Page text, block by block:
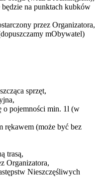
na punktach kubków
przez Organizatora,
mObywatel)
sprzęt,
o pojemności min. 1l (w
rękawem (może być bez
trasą,
Organizatora,
Nieszczęśliwych